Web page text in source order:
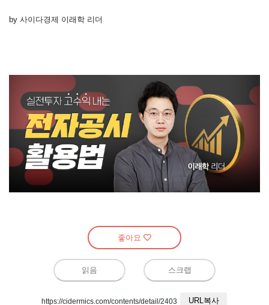
by 사이다경제 이래학 리더
좋아요
읽음 스크랩
https://cidermics.com/contents/detail/2403 URL복사